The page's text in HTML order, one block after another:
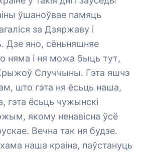
ўшаноўвае памяць
за Дзяржаву і
Дзе яно, сёньняшняе
няма і ня можа быць тут,
Случчыны. Гэта яшчэ
што гэта ня ёсьць наша,
гэта ёсьць чужынскі
якому ненавісна ўсё
Вечна так ня будзе.
наша краіна, паўстануць